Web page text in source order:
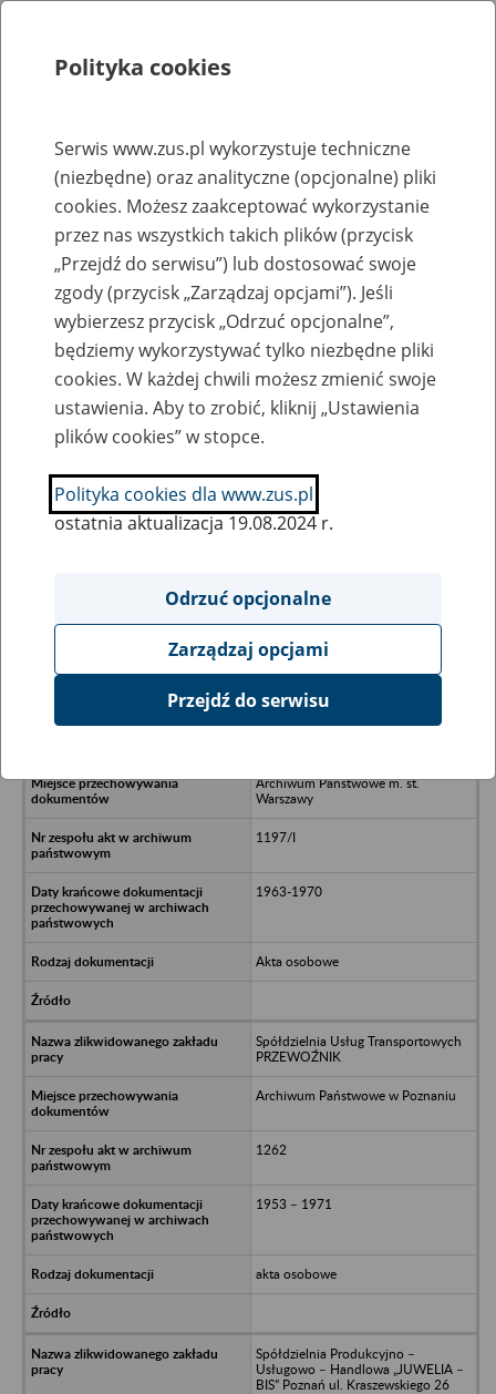
Rejestry, ewidencje i archiwa
Baza zlikwidowanych lub
przekształconych zakładów pracy
Nazwa zakładu pracy:
SZUKAJ
Ukryj wszystkie pozycje bazy
Spółdzielnia Usługowo-Wytwórcza
Archiwum Państwowe m. st.
Warszawy
1197/I
1963-1970
Akta osobowe
Spółdzielnia Usług Transportowych
PRZEWOŹNIK
Archiwum Państwowe w Poznaniu
1262
1953 – 1971
akta osobowe
Spółdzielnia Produkcyjno –
Usługowo – Handlowa „JUWELIA –
BIS” Poznań ul. Kraszewskiego 26
Polityka cookies
Serwis www.zus.pl wykorzystuje techniczne
(niezbędne) oraz analityczne (opcjonalne) pliki
cookies. Możesz zaakceptować wykorzystanie
przez nas wszystkich takich plików (przycisk
„Przejdź do serwisu”) lub dostosować swoje
zgody (przycisk „Zarządzaj opcjami”). Jeśli
wybierzesz przycisk „Odrzuć opcjonalne”,
będziemy wykorzystywać tylko niezbędne pliki
cookies. W każdej chwili możesz zmienić swoje
ustawienia. Aby to zrobić, kliknij „Ustawienia
plików cookies” w stopce.
Polityka cookies dla www.zus.pl
ostatnia aktualizacja 19.08.2024 r.
Odrzuć opcjonalne
Zarządzaj opcjami
Przejdź do serwisu